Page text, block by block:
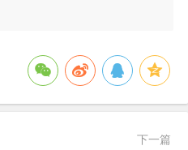
下一篇